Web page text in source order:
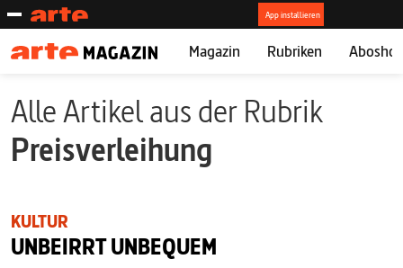
Magazin Rubriken
Alle Artikel aus der Rubrik
Preisverleihung
KULTUR
UNBEIRRT UNBEQUEM